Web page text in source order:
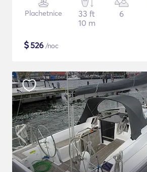
Plachetnice
33 ft
10 m
6
$526 /noc